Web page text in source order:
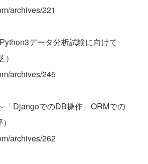
archives/221
データ分析試験に向けて
archives/245
「DjangoでのDB操作」ORMでの
archives/262